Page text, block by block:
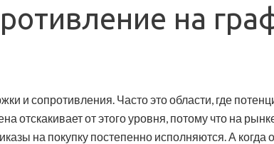
на
и сопротивления. Часто это области, где
отскакивает от этого уровня, потому что на
на покупку постепенно исполняются. А когда